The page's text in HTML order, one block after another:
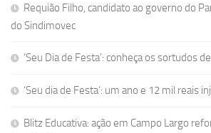
Requião Filho, candidato ao governo do
do Sindimovec
‘Seu Dia de Festa’: conheça os sortudos
‘Seu dia de Festa’: um ano e 12 mil reais
Blitz Educativa: ação em Campo Largo